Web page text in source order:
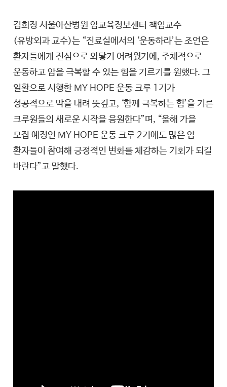
김희정 서울아산병원 암교육정보센터 책임교수
(유방외과 교수)는 “진료실에서의 ‘운동하라’는 조언은
환자들에게 진심으로 와닿기 어려웠기에, 주체적으로
운동하고 암을 극복할 수 있는 힘을 기르기를 원했다. 그
일환으로 시행한 MY HOPE 운동 크루 1기가
성공적으로 막을 내려 뜻깊고, ‘함께 극복하는 힘’을 기른
크루원들의 새로운 시작을 응원한다”며, “올해 가을
모집 예정인 MY HOPE 운동 크루 2기에도 많은 암
환자들이 참여해 긍정적인 변화를 체감하는 기회가 되길
바란다”고 말했다.